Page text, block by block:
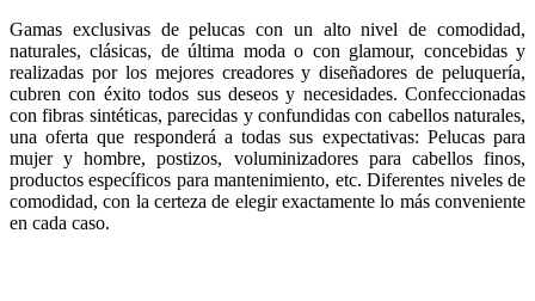
Gamas exclusivas de pelucas con un alto nivel de comodidad,
naturales, clásicas, de última moda o con glamour, concebidas y
realizadas por los mejores creadores y diseñadores de peluquería,
cubren con éxito todos sus deseos y necesidades. Confeccionadas
con fibras sintéticas, parecidas y confundidas con cabellos naturales,
una oferta que responderá a todas sus expectativas: Pelucas para
mujer y hombre, postizos, voluminizadores para cabellos finos,
productos específicos para mantenimiento, etc. Diferentes niveles de
comodidad, con la certeza de elegir exactamente lo más conveniente
en cada caso.